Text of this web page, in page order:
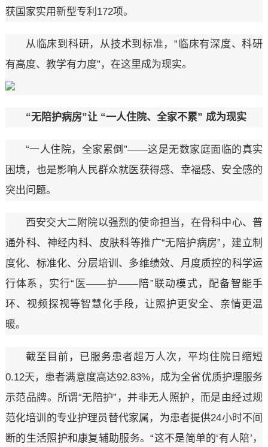
获国家实用新型专利172项。
从临床到科研，从技术到标准，“临床有深度、科研
有高度、教学有力度”，在这里成为现实。
“无陪护病房”让 “一人住院、全家不累” 成为现实
“一人住院，全家累倒”——这是无数家庭面临的真实
困境，也是影响人民群众就医获得感、幸福感、安全感的
突出问题。
西安交大二附院以强烈的使命担当，在骨科中心、普
通外科、神经内科、皮肤科等推广“无陪护病房”，建立制
度化、标准化、分层培训、多维绩效、月度质控的科学运
行体系，实行“医——护——陪”联动模式，配备智能手
环、视频探视等智慧化手段，让照护更安全、亲情更温
暖。
截至目前，已服务患者超万人次，平均住院日缩短
0.12天，患者满意度高达92.83%，成为全省优质护理服务
示范品牌。所谓“无陪护”，并非无人照护，而是由经过规
范化培训的专业护理员替代家属，为患者提供24小时不间
断的生活照护和康复辅助服务。“这不是简单的‘有人陪’，